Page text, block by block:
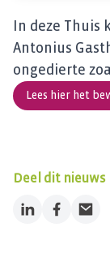
In deze
Antonius
ongedierte
Lees hier het
Deel dit nieuws
LinkedInFacebook
Email